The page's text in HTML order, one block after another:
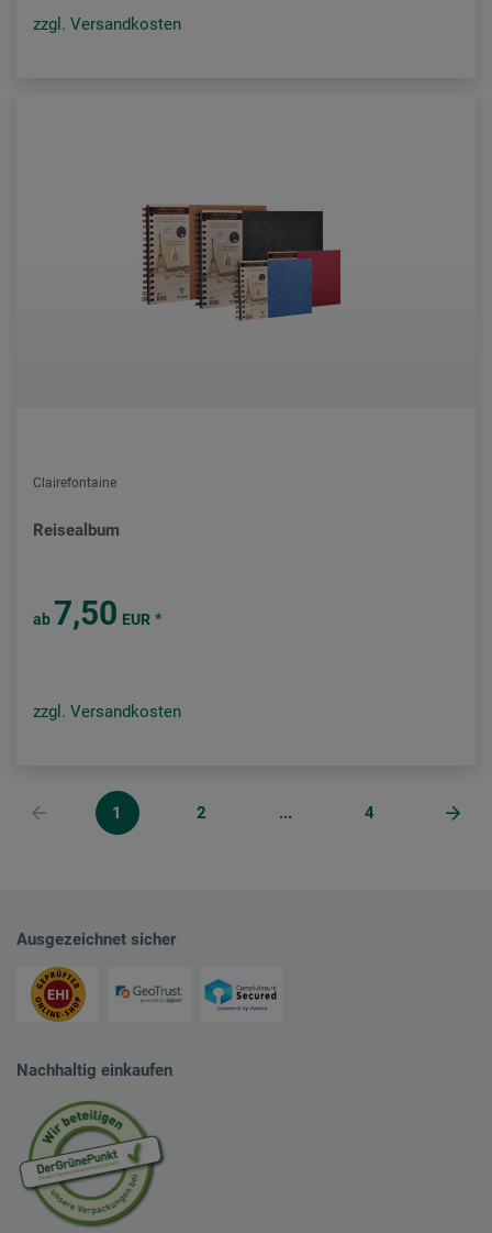
zzgl. Versandkosten
Clairefontaine
Reisealbum
ab 7,50 EUR *
zzgl. Versandkosten
1 2 ... 4
Ausgezeichnet sicher
Nachhaltig einkaufen